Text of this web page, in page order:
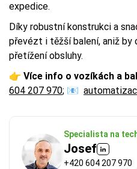
expedice.
Díky robustní konstrukci a
převézt i těžší balení, aniž by
přetížení obsluhy.
👉 Více info o vozíkách a
604 207 970; 📧
Specialista na
Josef
+420 604 207 970